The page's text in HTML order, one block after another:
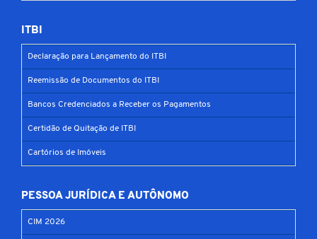
ITBI
Declaração para Lançamento do ITBI
Reemissão de Documentos do ITBI
Bancos Credenciados a Receber os Pagamentos
Certidão de Quitação de ITBI
Cartórios de Imóveis
PESSOA JURÍDICA E AUTÔNOMO
CIM 2026